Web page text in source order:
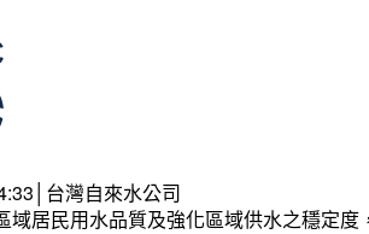
台灣自來水公司
域居民用水品質及強化區域供水之穩定